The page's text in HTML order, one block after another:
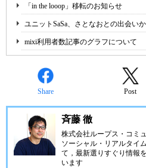
「in the looop」移転のお知らせ
ユニットSaSa、さとなおとの出会い
mixi利用者数記事のグラフについて
Share Post
斉藤 徹
株式会社ループス・コミ
ソーシャル・リアルタイ
て，最新選りすぐり情報
います